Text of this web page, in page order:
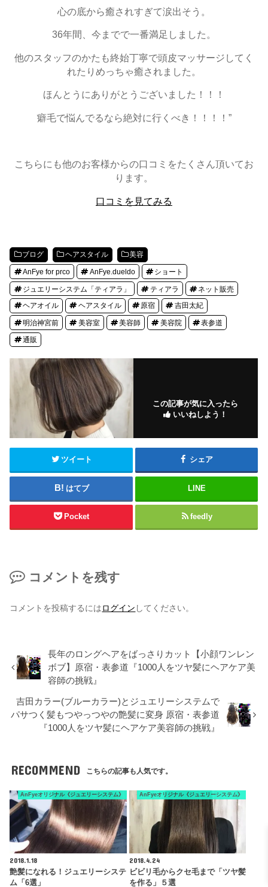
心の底から癒されすぎて涙出そう。
36年間、今までで一番満足しました。
他のスタッフのかたも終始丁寧で頭皮マッサージしてく
れたりめっちゃ癒されました。
ほんとうにありがとうございました！！！
癖毛で悩んでるなら絶対に行くべき！！！！”
こちらにも他のお客様からの口コミをたくさん頂いてお
ります。
口コミを見てみる
ブログ ヘアスタイル 美容
AnFye for prco AnFye.dueldo ショート
ジュエリーシステム「ティアラ」 ティアラ ネット販売
ヘアオイル ヘアスタイル 原宿 吉田太紀
明治神宮前 美容室 美容師 美容院 表参道
通販
この記事が気に入ったら
いいねしよう！
ツイート シェア
はてブ LINE
Pocket feedly
コメントを残す
コメントを投稿するにはログイン してください。
長年のロングヘアをばっさりカット【小顔ワンレン
ボブ】原宿・表参道『1000人をツヤ髪にヘアケア美
容師の挑戦』
吉田カラー(ブルーカラー)とジュエリーシステムで
パサつく髪もつやっつやの艶髪に変身 原宿・表参道
『1000人をツヤ髪にヘアケア美容師の挑戦』
RECOMMEND こちらの記事も人気です。
AnFyeオリジナル《ジュエリーシステム》
2018.1.18
艶髪になれる！ジュエリーシステ
ム「6選」
AnFyeオリジナル《ジュエリーシステム》
2018.4.24
ビビリ毛からクセ毛まで「ツヤ髪
を作る」５選